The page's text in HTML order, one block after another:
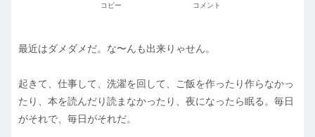
コピー コメント
最近はダメダメだ。な〜んも出来りゃせん。
起きて、仕事して、洗濯を回して、ご飯を作ったり作らなかっ
たり、本を読んだり読まなかったり、夜になったら眠る。毎日
がそれで、毎日がそれだ。